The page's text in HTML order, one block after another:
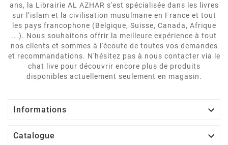
ans, la Librairie AL AZHAR s'est spécialisée dans les livres
sur l’islam et la civilisation musulmane en France et tout
les pays francophone (Belgique, Suisse, Canada, Afrique
...). Nous souhaitons offrir la meilleure expérience à tout
nos clients et sommes à l'écoute de toutes vos demandes
et recommandations. N'hésitez pas à nous contacter via le
chat live pour découvrir encore plus de produits
disponibles actuellement seulement en magasin.
Informations 
Catalogue 